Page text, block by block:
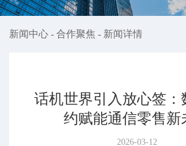
新闻中心 - 合作聚焦 - 新闻详情
话机世界引入放心签：
约赋能通信零售新
2026-03-12